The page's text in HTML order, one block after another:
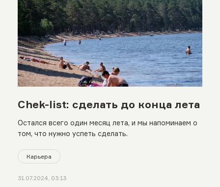
Chek-list: сделать до конца лета
Остался всего один месяц лета, и мы напоминаем о
том, что нужно успеть сделать.
Карьера
31.07.2024, 03:13